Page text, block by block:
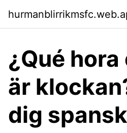
¿Qué hora
är
dig